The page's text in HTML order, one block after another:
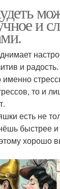
и
и
именно
то и
есть не
быстрее
хорошо